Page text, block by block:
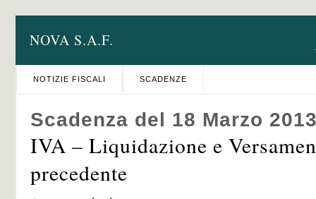
NOVA S.A.F.
NOTIZIE FISCALI SCADENZE
Scadenza del 18 Marzo
IVA – Liquidazione e
precedente